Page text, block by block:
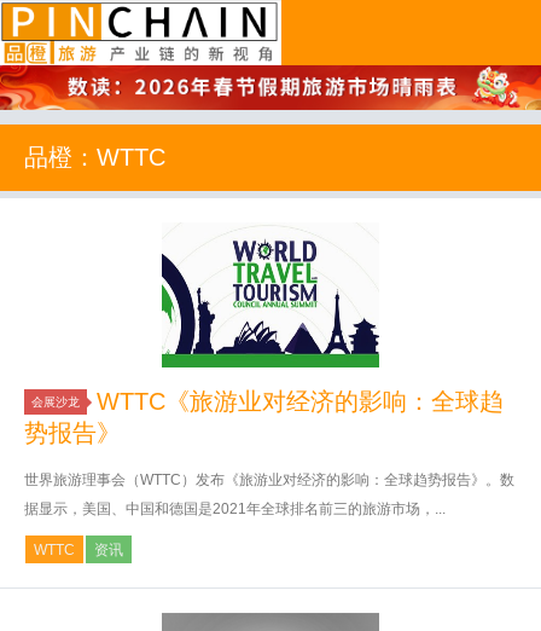
品橙旅游
品橙：WTTC
会展沙龙
WTTC《旅游业对经济的影响：全球趋
势报告》
世界旅游理事会（WTTC）发布《旅游业对经济的影响：全球趋势报告》。数
据显示，美国、中国和德国是2021年全球排名前三的旅游市场，...
WTTC 资讯